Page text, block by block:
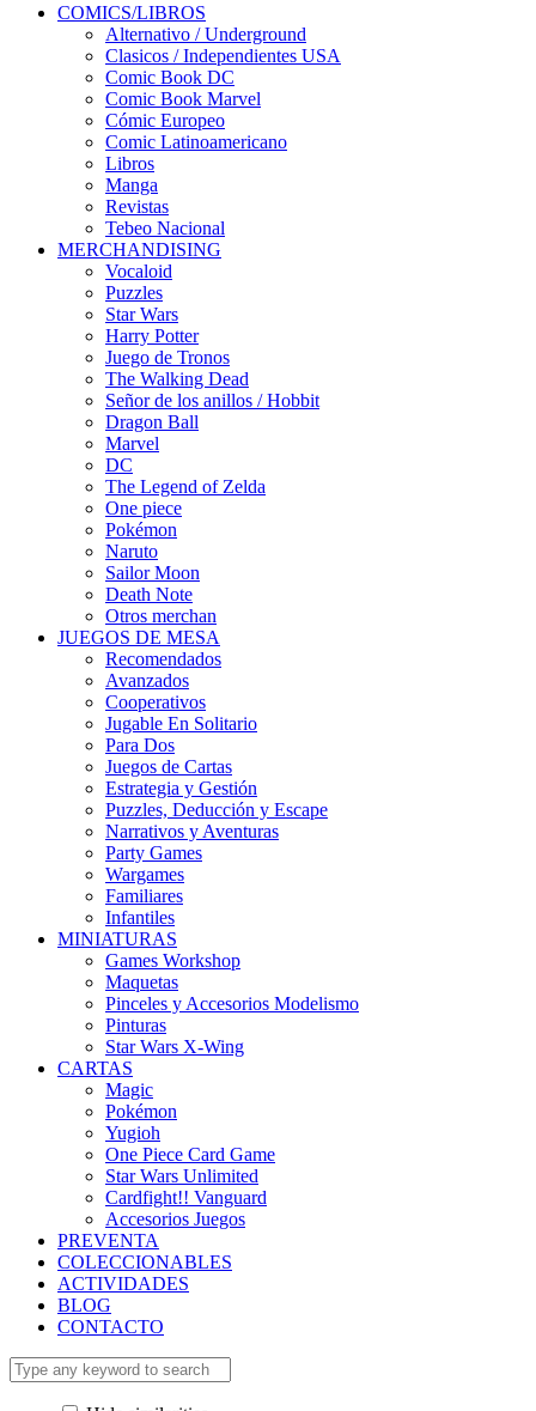
COMICS/LIBROS
Alternativo / Underground
Clasicos / Independientes USA
Comic Book DC
Comic Book Marvel
Cómic Europeo
Comic Latinoamericano
Libros
Manga
Revistas
Tebeo Nacional
MERCHANDISING
Vocaloid
Puzzles
Star Wars
Harry Potter
Juego de Tronos
The Walking Dead
Señor de los anillos / Hobbit
Dragon Ball
Marvel
DC
The Legend of Zelda
One piece
Pokémon
Naruto
Sailor Moon
Death Note
Otros merchan
JUEGOS DE MESA
Recomendados
Avanzados
Cooperativos
Jugable En Solitario
Para Dos
Juegos de Cartas
Estrategia y Gestión
Puzzles, Deducción y Escape
Narrativos y Aventuras
Party Games
Wargames
Familiares
Infantiles
MINIATURAS
Games Workshop
Maquetas
Pinceles y Accesorios Modelismo
Pinturas
Star Wars X-Wing
CARTAS
Magic
Pokémon
Yugioh
One Piece Card Game
Star Wars Unlimited
Cardfight!! Vanguard
Accesorios Juegos
PREVENTA
COLECCIONABLES
ACTIVIDADES
BLOG
CONTACTO